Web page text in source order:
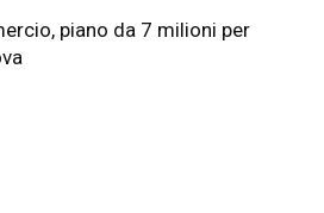
piano da 7 milioni per